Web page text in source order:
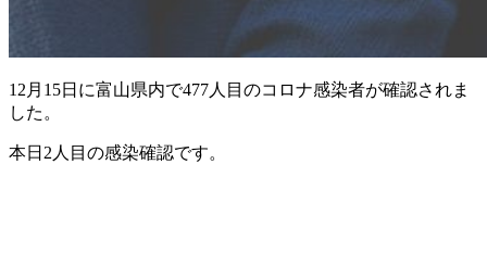
12月15日に富山県内で477人目のコロナ感染者が確認されま
した。
本日2人目の感染確認です。